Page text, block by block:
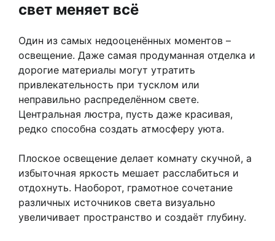
свет меняет всё
Один из самых недооценённых моментов –
освещение. Даже самая продуманная отделка и
дорогие материалы могут утратить
привлекательность при тусклом или
неправильно распределённом свете.
Центральная люстра, пусть даже красивая,
редко способна создать атмосферу уюта.
Плоское освещение делает комнату скучной, а
избыточная яркость мешает расслабиться и
отдохнуть. Наоборот, грамотное сочетание
различных источников света визуально
увеличивает пространство и создаёт глубину.